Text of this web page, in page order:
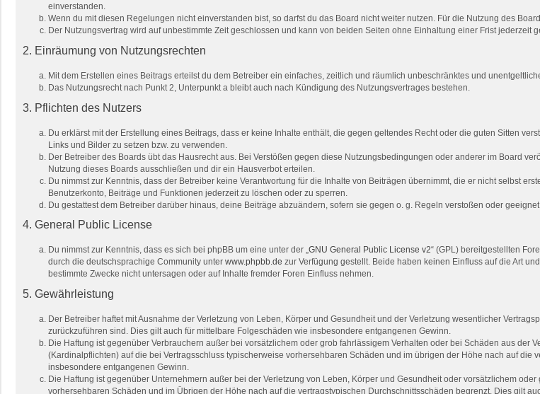
einverstanden.
Wenn du mit diesen Regelungen nicht einverstanden bist, so darfst du das Board nicht weiter nutzen. Für die Nutzung des
Der Nutzungsvertrag wird auf unbestimmte Zeit geschlossen und kann von beiden Seiten ohne Einhaltung einer Frist jederzeit
2. Einräumung von Nutzungsrechten
Mit dem Erstellen eines Beitrags erteilst du dem Betreiber ein einfaches, zeitlich und räumlich unbeschränktes und
Das Nutzungsrecht nach Punkt 2, Unterpunkt a bleibt auch nach Kündigung des Nutzungsvertrages bestehen.
3. Pflichten des Nutzers
Du erklärst mit der Erstellung eines Beitrags, dass er keine Inhalte enthält, die gegen geltendes Recht oder die guten Sitten
Links und Bilder zu setzen bzw. zu verwenden.
Der Betreiber des Boards übt das Hausrecht aus. Bei Verstößen gegen diese Nutzungsbedingungen oder anderer im Board
Nutzung dieses Boards ausschließen und dir ein Hausverbot erteilen.
Du nimmst zur Kenntnis, dass der Betreiber keine Verantwortung für die Inhalte von Beiträgen übernimmt, die er nicht selbst
Benutzerkonto, Beiträge und Funktionen jederzeit zu löschen oder zu sperren.
Du gestattest dem Betreiber darüber hinaus, deine Beiträge abzuändern, sofern sie gegen o. g. Regeln verstoßen oder
4. General Public License
Du nimmst zur Kenntnis, dass es sich bei phpBB um eine unter der „GNU General Public License v2“ (GPL) bereitgestellten
durch die deutschsprachige Community unter www.phpbb.de zur Verfügung gestellt. Beide haben keinen Einfluss auf die Art
bestimmte Zwecke nicht untersagen oder auf Inhalte fremder Foren Einfluss nehmen.
5. Gewährleistung
Der Betreiber haftet mit Ausnahme der Verletzung von Leben, Körper und Gesundheit und der Verletzung wesentlicher
zurückzuführen sind. Dies gilt auch für mittelbare Folgeschäden wie insbesondere entgangenen Gewinn.
Die Haftung ist gegenüber Verbrauchern außer bei vorsätzlichem oder grob fahrlässigem Verhalten oder bei Schäden aus der
(Kardinalpflichten) auf die bei Vertragsschluss typischerweise vorhersehbaren Schäden und im übrigen der Höhe nach auf
insbesondere entgangenen Gewinn.
Die Haftung ist gegenüber Unternehmern außer bei der Verletzung von Leben, Körper und Gesundheit oder vorsätzlichem
vorhersehbaren Schäden und im Übrigen der Höhe nach auf die vertragstypischen Durchschnittsschäden begrenzt. Dies gilt